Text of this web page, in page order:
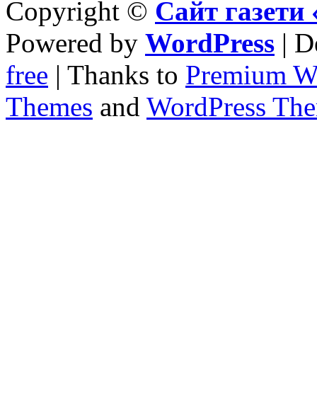
Copyright © Сайт
Powered by WordPress |
free | Thanks to Premium
Themes and WordPress